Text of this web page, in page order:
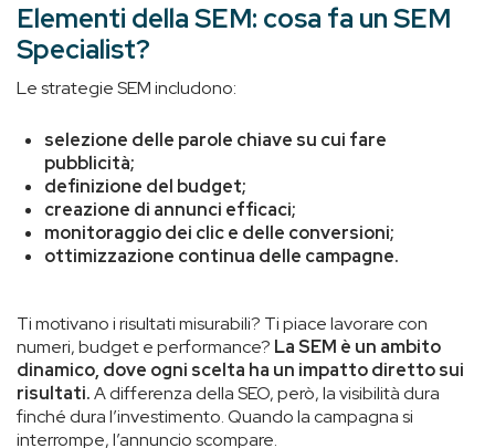
Elementi della SEM: cosa fa un SEM
Specialist?
Le strategie SEM includono:
selezione delle parole chiave su cui fare
pubblicità;
definizione del budget;
creazione di annunci efficaci;
monitoraggio dei clic e delle conversioni;
ottimizzazione continua delle campagne.
Ti motivano i risultati misurabili? Ti piace lavorare con
numeri, budget e performance? La SEM è un ambito
dinamico, dove ogni scelta ha un impatto diretto sui
risultati.A differenza della SEO, però, la visibilità dura
finché dura l’investimento. Quando la campagna si
interrompe, l’annuncio scompare.